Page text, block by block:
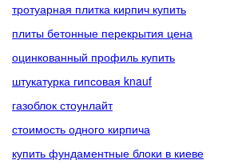
тротуарная плитка кирпич купить
плиты бетонные перекрытия цена
оцинкованный профиль купить
штукатурка гипсовая knauf
газоблок стоунлайт
стоимость одного кирпича
купить фундаментные блоки в киеве